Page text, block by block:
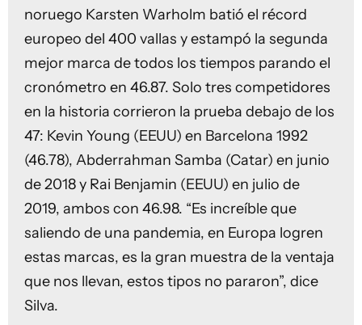
noruego Karsten Warholm batió el récord
europeo del 400 vallas y estampó la segunda
mejor marca de todos los tiempos parando el
cronómetro en 46.87. Solo tres competidores
en la historia corrieron la prueba debajo de los
47: Kevin Young (EEUU) en Barcelona 1992
(46.78), Abderrahman Samba (Catar) en junio
de 2018 y Rai Benjamin (EEUU) en julio de
2019, ambos con 46.98. “Es increíble que
saliendo de una pandemia, en Europa logren
estas marcas, es la gran muestra de la ventaja
que nos llevan, estos tipos no pararon”, dice
Silva.